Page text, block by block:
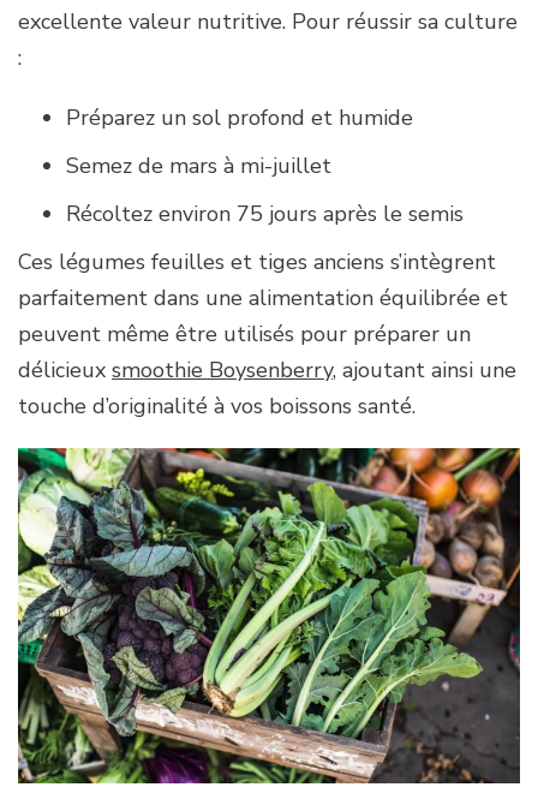
excellente valeur nutritive. Pour réussir sa culture
:
Préparez un sol profond et humide
Semez de mars à mi-juillet
Récoltez environ 75 jours après le semis
Ces légumes feuilles et tiges anciens s’intègrent
parfaitement dans une alimentation équilibrée et
peuvent même être utilisés pour préparer un
délicieux smoothie Boysenberry, ajoutant ainsi une
touche d’originalité à vos boissons santé.